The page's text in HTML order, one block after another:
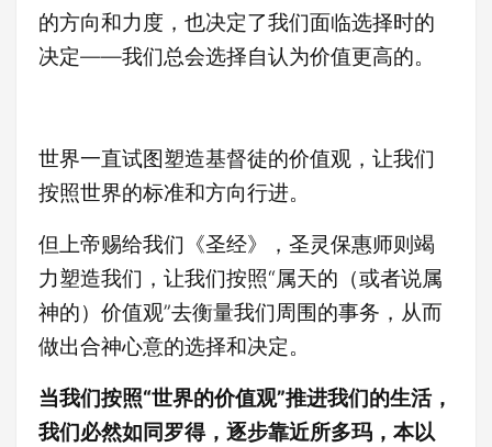
的方向和力度，也决定了我们面临选择时的
决定——我们总会选择自认为价值更高的。
世界一直试图塑造基督徒的价值观，让我们
按照世界的标准和方向行进。
但上帝赐给我们《圣经》，圣灵保惠师则竭
力塑造我们，让我们按照“属天的（或者说属
神的）价值观”去衡量我们周围的事务，从而
做出合神心意的选择和决定。
当我们按照“世界的价值观”推进我们的生活，
我们必然如同罗得，逐步靠近所多玛，本以